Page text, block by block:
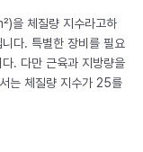
을 체질량 지수라고하
다. 특별한 장비를 필요
. 다만 근육과 지방량을
는 체질량 지수가 25를